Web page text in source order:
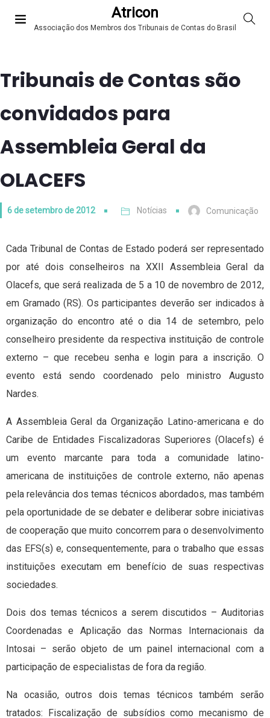
Atricon
Associação dos Membros dos Tribunais de Contas do Brasil
Tribunais de Contas são
convidados para
Assembleia Geral da
OLACEFS
6 de setembro de 2012 Notícias Comunicação
Cada Tribunal de Contas de Estado poderá ser representado
por até dois conselheiros na XXII Assembleia Geral da
Olacefs, que será realizada de 5 a 10 de novembro de 2012,
em Gramado (RS). Os participantes deverão ser indicados à
organização do encontro até o dia 14 de setembro, pelo
conselheiro presidente da respectiva instituição de controle
externo – que recebeu senha e login para a inscrição. O
evento está sendo coordenado pelo ministro Augusto
Nardes.
A Assembleia Geral da Organização Latino-americana e do
Caribe de Entidades Fiscalizadoras Superiores (Olacefs) é
um evento marcante para toda a comunidade latino-
americana de instituições de controle externo, não apenas
pela relevância dos temas técnicos abordados, mas também
pela oportunidade de se debater e deliberar sobre iniciativas
de cooperação que muito concorrem para o desenvolvimento
das EFS(s) e, consequentemente, para o trabalho que essas
instituições executam em benefício de suas respectivas
sociedades.
Dois dos temas técnicos a serem discutidos – Auditorias
Coordenadas e Aplicação das Normas Internacionais da
Intosai – serão objeto de um painel internacional com a
participação de especialistas de fora da região.
Na ocasião, outros dois temas técnicos também serão
tratados: Fiscalização de subsídios como mecanismo de